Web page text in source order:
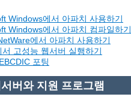
Windows에서 아파치 사용하기
Windows에서 아파치 컴파일하기
에서 아파치 사용하기
서 고성능 웹서버 실행하기
포팅
버와 지원 프로그램